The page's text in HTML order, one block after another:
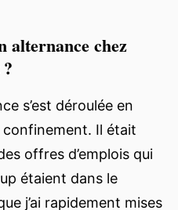
alternance chez
s’est déroulée en
Il était
offres d’emplois qui
étaient dans le
j’ai rapidement mises